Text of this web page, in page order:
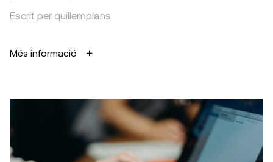
Escrit per quillemplans
Més informació